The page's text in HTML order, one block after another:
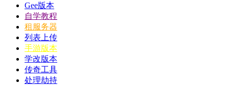
Gee版本
自学教程
租服务器
列表上传
手游版本
学改版本
传奇工具
处理劫持